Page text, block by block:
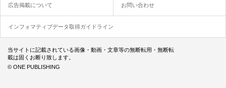
広告掲載について お問い合わせ
インフォマティブデータ取得ガイドライン
当サイトに記載されている画像・動画・文章等の無断転用・無断転
載は固くお断り致します。
© ONE PUBLISHING